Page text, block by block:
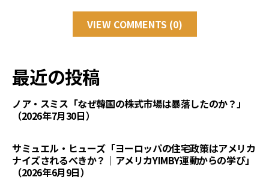
VIEW COMMENTS (0)
最近の投稿
ノア・スミス「なぜ韓国の株式市場は暴落したのか？」
（2026年7月30日）
サミュエル・ヒューズ「ヨーロッパの住宅政策はアメリカ
ナイズされるべきか？｜アメリカYIMBY運動からの学び」
（2026年6月9日）